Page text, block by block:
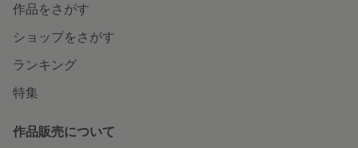
作品をさがす
ショップをさがす
ランキング
特集
作品販売について